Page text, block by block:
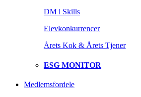
DM i Skills
Elevkonkurrencer
Årets Kok & Årets Tjener
ESG MONITOR
Medlemsfordele